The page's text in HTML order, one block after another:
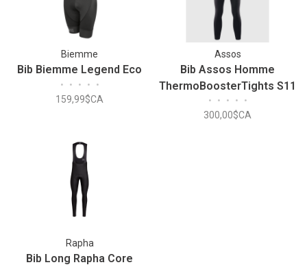
Biemme
Bib Biemme Legend Eco
• • • • •
159,99$CA
Assos
Bib Assos Homme
ThermoBoosterTights S11
• • • • •
300,00$CA
Rapha
Bib Long Rapha Core